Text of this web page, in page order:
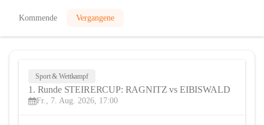
Kommende Vergangene
AUG
Sport & Wettkampf
1. Runde STEIRERCUP: RAGNITZ vs EIBISWALD
Fr., 7. Aug. 2026, 17:00